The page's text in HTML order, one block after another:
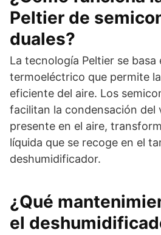
Peltier de
duales?
La tecnología Peltier se basa
termoeléctrico que permite
eficiente del aire. Los
facilitan la condensación del
presente en el aire,
líquida que se recoge en el
deshumidificador.
¿Qué
el